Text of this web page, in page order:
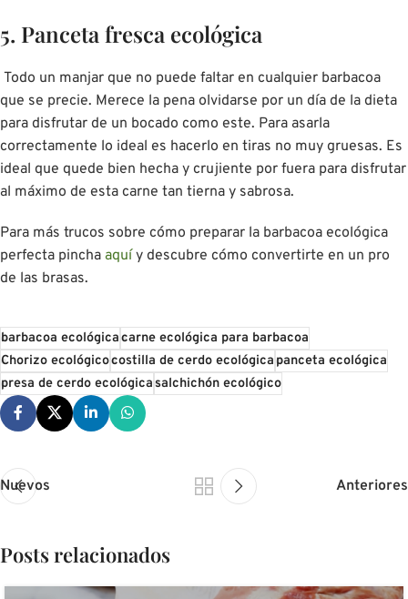
5. Panceta fresca ecológica
Todo un manjar que no puede faltar en cualquier barbacoa
que se precie. Merece la pena olvidarse por un día de la dieta
para disfrutar de un bocado como este. Para asarla
correctamente lo ideal es hacerlo en tiras no muy gruesas. Es
ideal que quede bien hecha y crujiente por fuera para disfrutar
al máximo de esta carne tan tierna y sabrosa.
Para más trucos sobre cómo preparar la barbacoa ecológica
perfecta pincha aquí y descubre cómo convertirte en un pro
de las brasas.
barbacoa ecológicacarne ecológica para barbacoa
Chorizo ecológicocostilla de cerdo ecológicapanceta ecológica
presa de cerdo ecológicasalchichón ecológico
Nuevos Anteriores
Posts relacionados